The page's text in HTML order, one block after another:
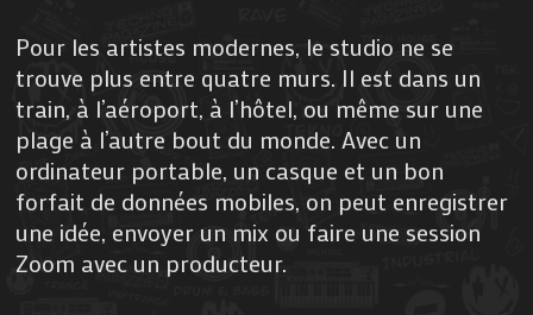
Pour les artistes modernes, le studio ne se
trouve plus entre quatre murs. Il est dans un
train, à l’aéroport, à l’hôtel, ou même sur une
plage à l’autre bout du monde. Avec un
ordinateur portable, un casque et un bon
forfait de données mobiles, on peut enregistrer
une idée, envoyer un mix ou faire une session
Zoom avec un producteur.